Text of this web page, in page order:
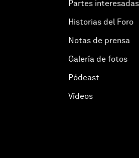
Partes interesadas
Historias del Foro
Notas de prensa
Galería de fotos
Pódcast
Vídeos